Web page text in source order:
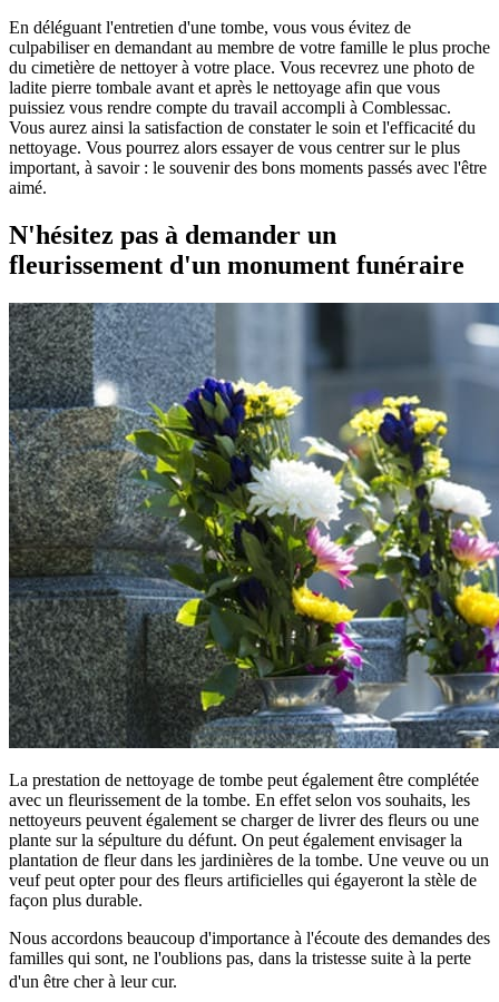
En déléguant l'entretien d'une tombe, vous vous évitez de
culpabiliser en demandant au membre de votre famille le plus proche
du cimetière de nettoyer à votre place. Vous recevrez une photo de
ladite pierre tombale avant et après le nettoyage afin que vous
puissiez vous rendre compte du travail accompli à Comblessac.
Vous aurez ainsi la satisfaction de constater le soin et l'efficacité du
nettoyage. Vous pourrez alors essayer de vous centrer sur le plus
important, à savoir : le souvenir des bons moments passés avec l'être
aimé.
N'hésitez pas à demander un
fleurissement d'un monument funéraire
La prestation de nettoyage de tombe peut également être complétée
avec un fleurissement de la tombe. En effet selon vos souhaits, les
nettoyeurs peuvent également se charger de livrer des fleurs ou une
plante sur la sépulture du défunt. On peut également envisager la
plantation de fleur dans les jardinières de la tombe. Une veuve ou un
veuf peut opter pour des fleurs artificielles qui égayeront la stèle de
façon plus durable.
Nous accordons beaucoup d'importance à l'écoute des demandes des
familles qui sont, ne l'oublions pas, dans la tristesse suite à la perte
d'un être cher à leur cur.